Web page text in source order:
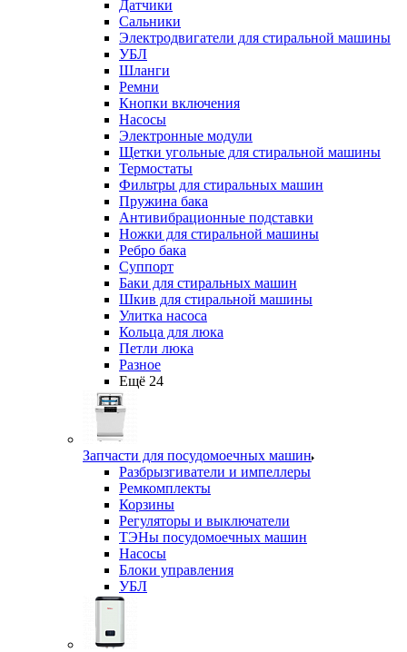
Датчики
Сальники
Электродвигатели для стиральной машины
УБЛ
Шланги
Ремни
Кнопки включения
Насосы
Электронные модули
Щетки угольные для стиральной машины
Термостаты
Фильтры для стиральных машин
Пружина бака
Антивибрационные подставки
Ножки для стиральной машины
Ребро бака
Суппорт
Баки для стиральных машин
Шкив для стиральной машины
Улитка насоса
Кольца для люка
Петли люка
Разное
Ещё 24
Запчасти для посудомоечных машин
Разбрызгиватели и импеллеры
Ремкомплекты
Корзины
Регуляторы и выключатели
ТЭНы посудомоечных машин
Насосы
Блоки управления
УБЛ